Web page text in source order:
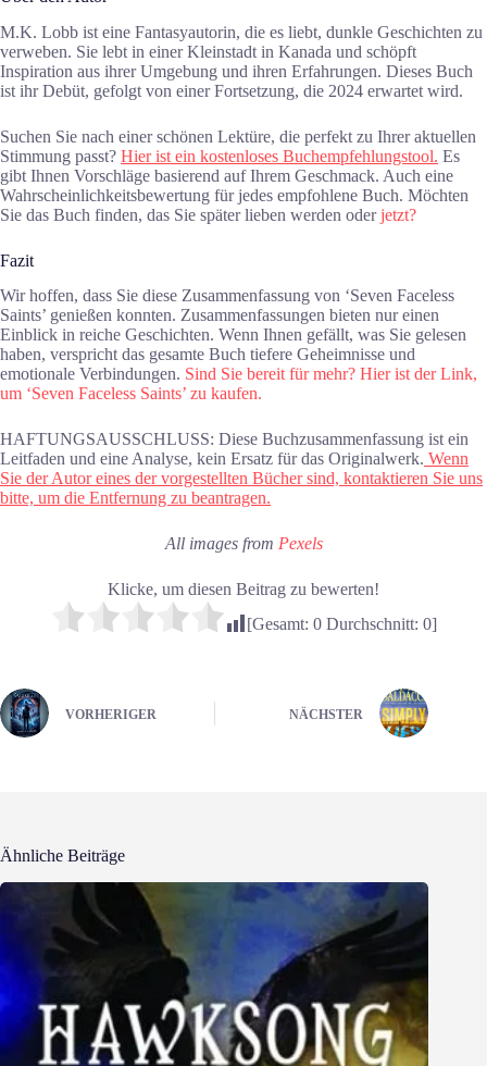
M.K. Lobb ist eine Fantasyautorin, die es liebt, dunkle Geschichten zu
verweben. Sie lebt in einer Kleinstadt in Kanada und schöpft
Inspiration aus ihrer Umgebung und ihren Erfahrungen. Dieses Buch
ist ihr Debüt, gefolgt von einer Fortsetzung, die 2024 erwartet wird.
Suchen Sie nach einer schönen Lektüre, die perfekt zu Ihrer aktuellen
Stimmung passt? Hier ist ein kostenloses Buchempfehlungstool. Es
gibt Ihnen Vorschläge basierend auf Ihrem Geschmack. Auch eine
Wahrscheinlichkeitsbewertung für jedes empfohlene Buch. Möchten
Sie das Buch finden, das Sie später lieben werden oderjetzt?
Fazit
Wir hoffen, dass Sie diese Zusammenfassung von ‘Seven Faceless
Saints’ genießen konnten. Zusammenfassungen bieten nur einen
Einblick in reiche Geschichten. Wenn Ihnen gefällt, was Sie gelesen
haben, verspricht das gesamte Buch tiefere Geheimnisse und
emotionale Verbindungen. Sind Sie bereit für mehr? Hier ist der Link,
um ‘Seven Faceless Saints’ zu kaufen.
HAFTUNGSAUSSCHLUSS: Diese Buchzusammenfassung ist ein
Leitfaden und eine Analyse, kein Ersatz für das Originalwerk. Wenn
Sie der Autor eines der vorgestellten Bücher sind, kontaktieren Sie uns
bitte, um die Entfernung zu beantragen.
All images from Pexels
Klicke, um diesen Beitrag zu bewerten!
[Gesamt: 0Durchschnitt: 0]
VORHERIGER NÄCHSTER
Ähnliche Beiträge